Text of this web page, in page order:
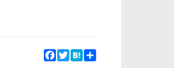
Facebook
Twitter
Hatena